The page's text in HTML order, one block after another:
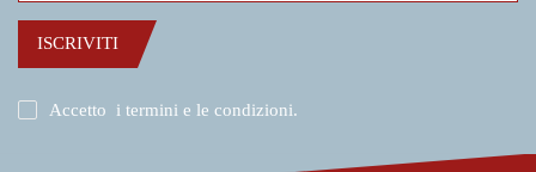
ISCRIVITI
Accetto i termini e le condizioni.